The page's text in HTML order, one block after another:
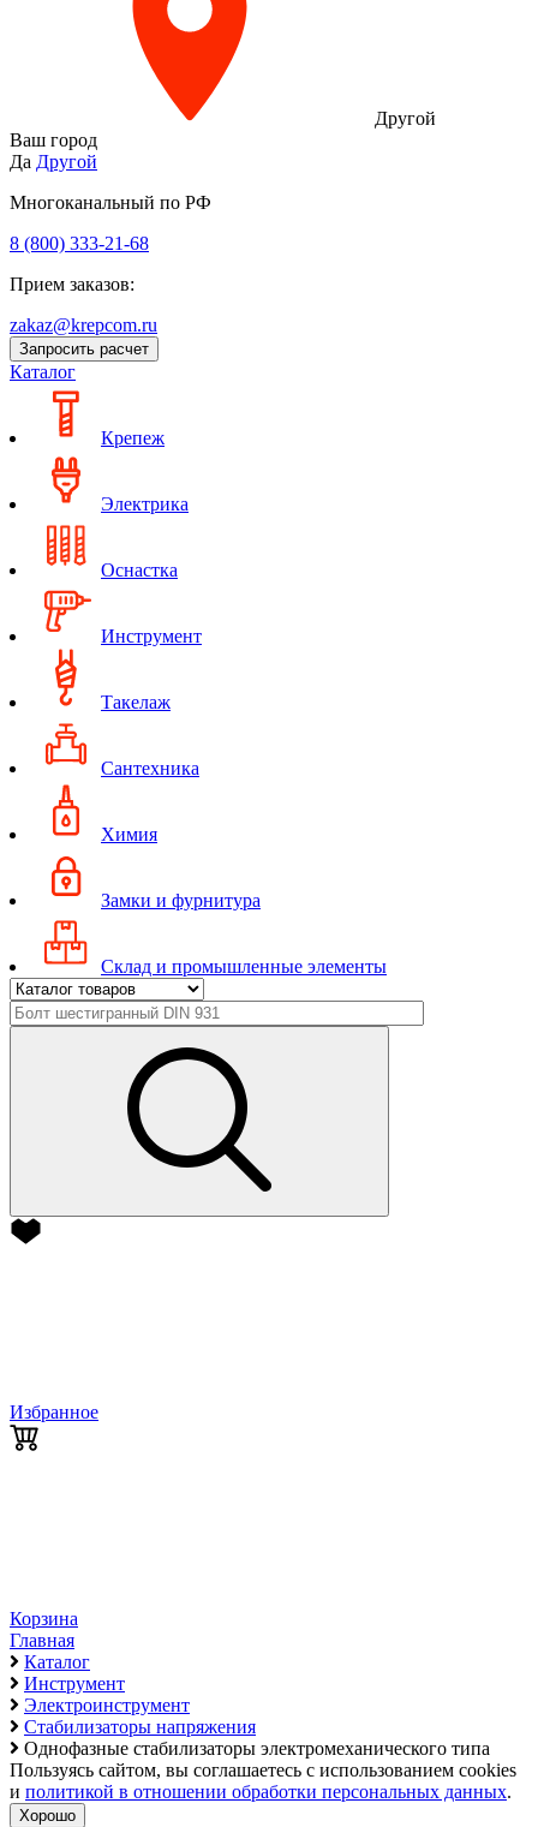
Другой
Ваш город
Да Другой
Многоканальный по РФ
8 (800) 333‑21-68
Прием заказов:
zakaz@krepcom.ru
Запросить расчет
Каталог
Крепеж
Электрика
Оснастка
Инструмент
Такелаж
Сантехника
Химия
Замки и фурнитура
Склад и промышленные элементы
Избранное
Корзина
Главная
Каталог
Инструмент
Электроинструмент
Стабилизаторы напряжения
Однофазные стабилизаторы электромеханического типа
Пользуясь сайтом, вы соглашаетесь с использованием cookies
и политикой в отношении обработки персональных данных.
Хорошо